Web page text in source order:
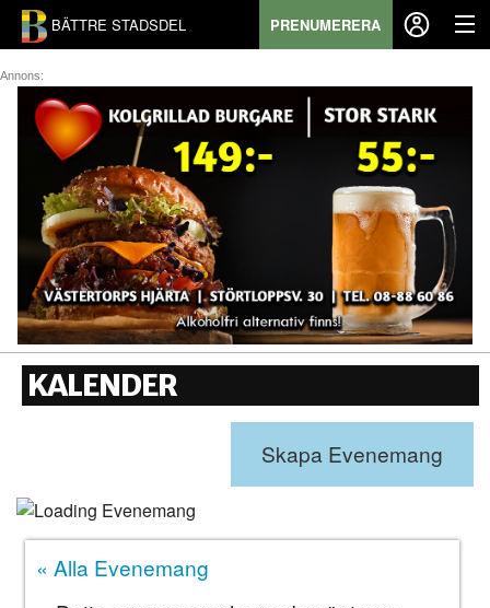
BÄTTRE STADSDEL PRENUMERERA
START
STADSDEL
PRENUMERATION
SPORT
ÅSIKTER
KALENDER
ANNONSERA
NÄRINGSLIV
Annons:
KALENDER
Skapa Evenemang
« Alla Evenemang